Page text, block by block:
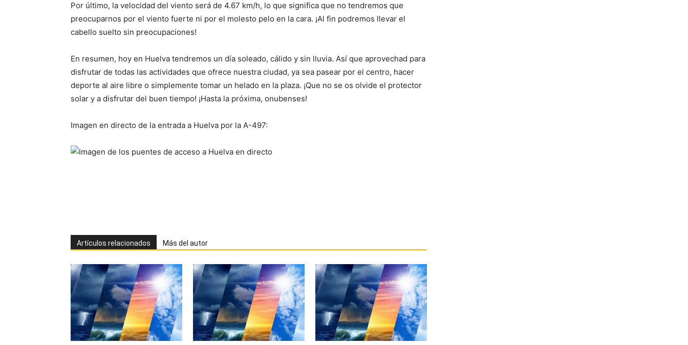
Por último, la velocidad del viento será de 4.67 km/h, lo que significa que no tendremos que
preocuparnos por el viento fuerte ni por el molesto pelo en la cara. ¡Al fin podremos llevar el
cabello suelto sin preocupaciones!
En resumen, hoy en Huelva tendremos un día soleado, cálido y sin lluvia. Así que aprovechad para
disfrutar de todas las actividades que ofrece nuestra ciudad, ya sea pasear por el centro, hacer
deporte al aire libre o simplemente tomar un helado en la plaza. ¡Que no se os olvide el protector
solar y a disfrutar del buen tiempo! ¡Hasta la próxima, onubenses!
Imagen en directo de la entrada a Huelva por la A-497:
Artículos relacionados Más del autor